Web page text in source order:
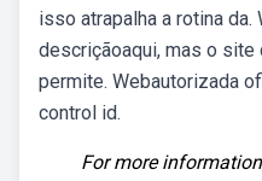
isso atrapalha a rotina
descriçãoaqui, mas o site
permite. Webautorizada
control id.
For more